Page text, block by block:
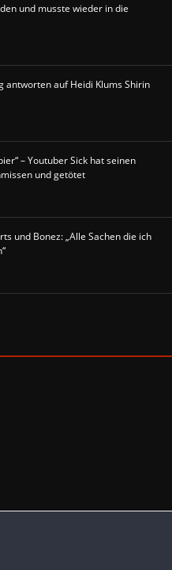
und musste wieder in die
antworten auf Heidi Klums Shirin
– Youtuber Sick hat seinen
und getötet
und Bonez: „Alle Sachen die ich